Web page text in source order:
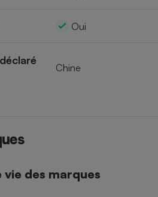
Oui
Chine
vie des marques